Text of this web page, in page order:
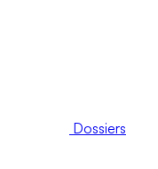
Dossiers